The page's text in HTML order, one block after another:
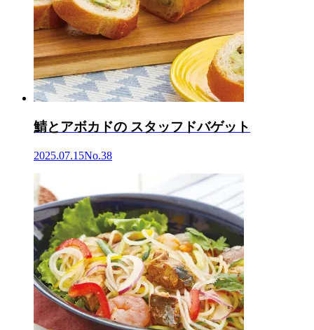
鯖とアボカドの スタッフドバゲット
2025.07.15No.38